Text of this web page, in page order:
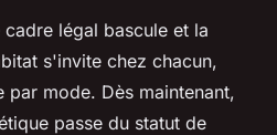
légal bascule et la
s'invite chez chacun,
par mode. Dès maintenant,
passe du statut de